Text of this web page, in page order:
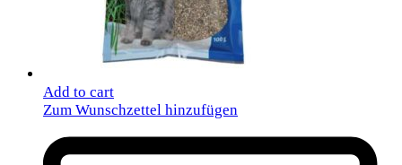
Add to cart
Zum Wunschzettel hinzufügen